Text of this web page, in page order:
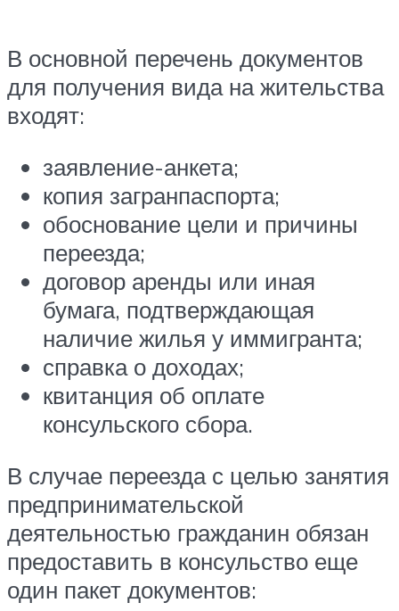
В основной перечень документов
для получения вида на жительства
входят:
заявление-анкета;
копия загранпаспорта;
обоснование цели и причины
переезда;
договор аренды или иная
бумага, подтверждающая
наличие жилья у иммигранта;
справка о доходах;
квитанция об оплате
консульского сбора.
В случае переезда с целью занятия
предпринимательской
деятельностью гражданин обязан
предоставить в консульство еще
один пакет документов: